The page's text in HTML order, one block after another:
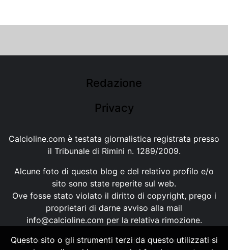
Redazione
Privacy
Calcioline.com è testata giornalistica registrata presso
il Tribunale di Rimini n. 1289/2009.
Alcune foto di questo blog e del relativo profilo e/o
sito sono state reperite sul web.
Ove fosse stato violato il diritto di copyright, prego i
proprietari di darne avviso alla mail
info@calcioline.com per la relativa rimozione.
Ogni testo e foto di proprietà di Calcioline.com non
Questo sito o gli strumenti terzi da questo utilizzati si